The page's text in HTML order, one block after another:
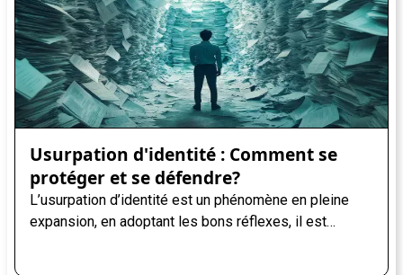
Usurpation d'identité : Comment se
protéger et se défendre?
L’usurpation d’identité est un phénomène en pleine
expansion, en adoptant les bons réflexes, il est